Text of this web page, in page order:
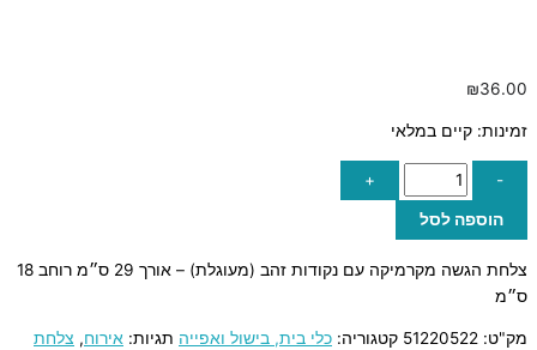
₪36.00
זמינות: קיים במלאי
-
+
הוספה לסל
צלחת הגשה מקרמיקה עם נקודות זהב (מעוגלת) – אורך 29 ס״מ רוחב 18
ס״מ
מק"ט: 51220522 קטגוריה: כלי בית, בישול ואפייה תגיות: אירוח, צלחת